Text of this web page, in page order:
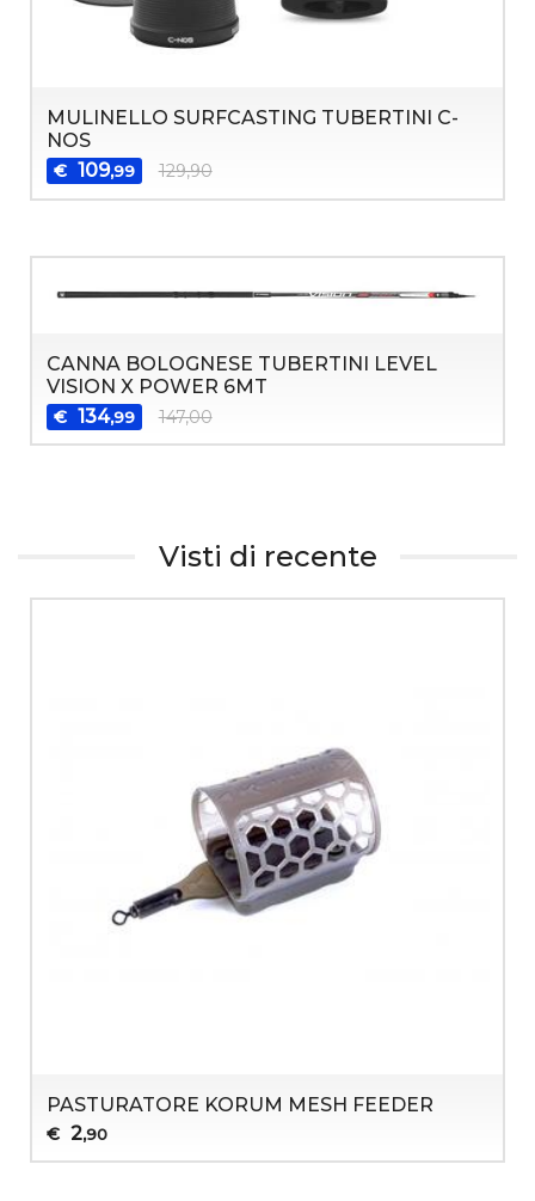
MULINELLO SURFCASTING TUBERTINI C-
NOS
€ 109,99 129,90
CANNA BOLOGNESE TUBERTINI LEVEL
VISION X POWER 6MT
€ 134,99 147,00
Visti di recente
PASTURATORE KORUM MESH FEEDER
€ 2,90